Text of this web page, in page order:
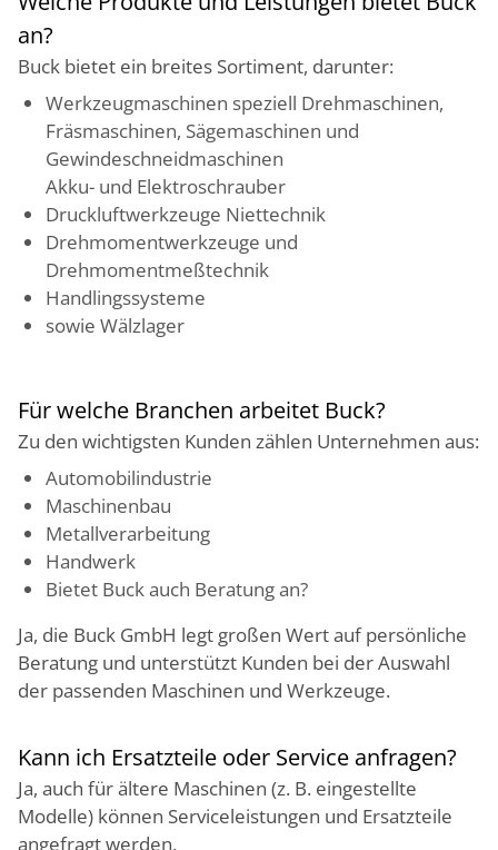
an?
Buck bietet ein breites Sortiment, darunter:
Werkzeugmaschinen speziell Drehmaschinen,
Fräsmaschinen, Sägemaschinen und
Gewindeschneidmaschinen
Akku- und Elektroschrauber
Druckluftwerkzeuge Niettechnik
Drehmomentwerkzeuge und
Drehmomentmeßtechnik
Handlingssysteme
sowie Wälzlager
Für welche Branchen arbeitet Buck?
Zu den wichtigsten Kunden zählen Unternehmen aus:
Automobilindustrie
Maschinenbau
Metallverarbeitung
Handwerk
Bietet Buck auch Beratung an?
Ja, die Buck GmbH legt großen Wert auf persönliche
Beratung und unterstützt Kunden bei der Auswahl
der passenden Maschinen und Werkzeuge.
Kann ich Ersatzteile oder Service anfragen?
Ja, auch für ältere Maschinen (z. B. eingestellte
Modelle) können Serviceleistungen und Ersatzteile
angefragt werden.